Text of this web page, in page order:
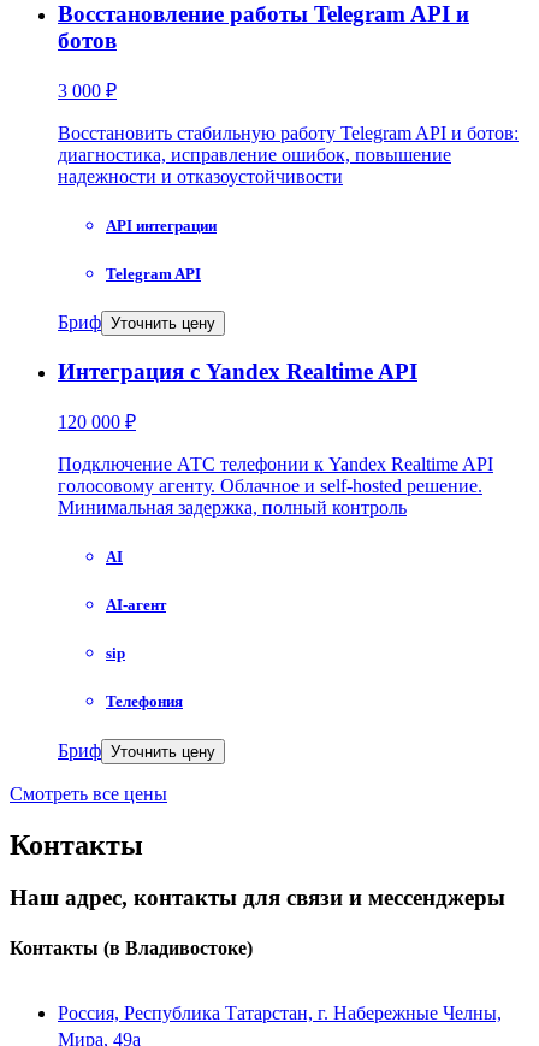
Восстановление работы Telegram API и
ботов
3 000 ₽
Восстановить стабильную работу Telegram API и ботов:
диагностика, исправление ошибок, повышение
надежности и отказоустойчивости
API интеграции
Telegram API
Бриф Уточнить цену
Интеграция с Yandex Realtime API
120 000 ₽
Подключение АТС телефонии к Yandex Realtime API
голосовому агенту. Облачное и self-hosted решение.
Минимальная задержка, полный контроль
AI
AI-агент
sip
Телефония
Бриф Уточнить цену
Смотреть все цены
Контакты
Наш адрес, контакты для связи и мессенджеры
Контакты (в Владивостоке)
Россия, Республика Татарстан, г. Набережные Челны,
Мира, 49a